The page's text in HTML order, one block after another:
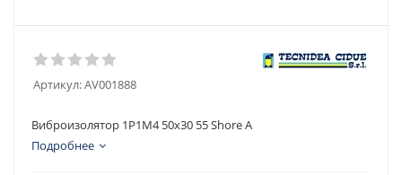
Артикул:AV001888
Виброизолятор 1P1M4 50x30 55 Shore A
Подробнее